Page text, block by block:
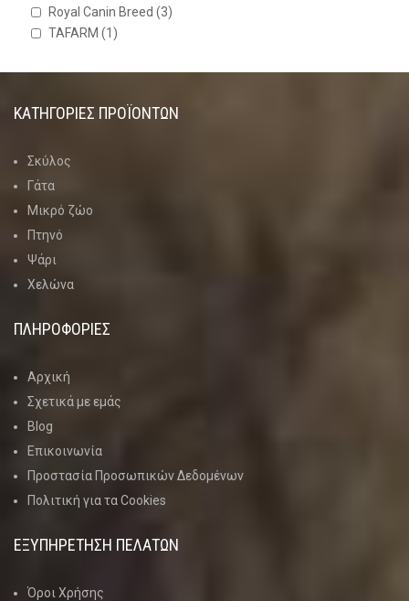
Royal Canin Breed (3)
TAFARM (1)
ΚΑΤΗΓΟΡΊΕΣ ΠΡΟΪΌΝΤΩΝ
Σκύλος
Γάτα
Μικρό ζώο
Πτηνό
Ψάρι
Χελώνα
ΠΛΗΡΟΦΟΡΙΕΣ
Αρχική
Σχετικά με εμάς
Blog
Επικοινωνία
Προστασία Προσωπικών Δεδομένων
Πολιτική για τα Cookies
ΕΞΥΠΗΡΕΤΗΣΗ ΠΕΛΑΤΩΝ
Όροι Χρήσης